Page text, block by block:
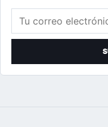
Correo electrónico